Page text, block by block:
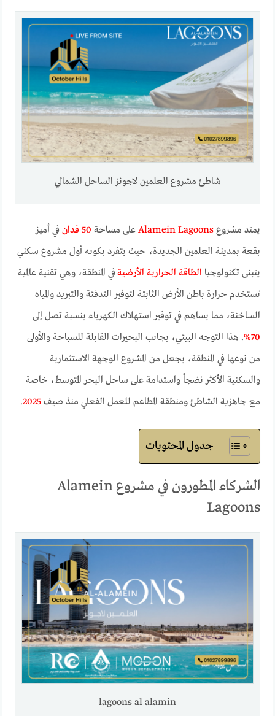
شاطئ مشروع العلمين لاجونز الساحل الشمالي
يمتد مشروعAlamein Lagoons على مساحة 50 فدان
في أميز
بقعة بمدينة العلمين الجديدة، حيث يتفرد بكونه أول مشروع سكني
يتبنى تكنولوجيا الطاقة الحرارية الأرضية في المنطقة، وهي تقنية عالمية
تستخدم حرارة باطن الأرض الثابتة لتوفير التدفئة والتبريد والمياه
الساخنة، مما يساهم في توفير استهلاك الكهرباء بنسبة تصل إلى
70%
. هذا التوجه البيئي، بجانب البحيرات القابلة للسباحة والأولى
من نوعها في المنطقة، يجعل من المشروع الوجهة الاستثمارية
والسكنية الأكثر نضجاً واستدامة على ساحل البحر المتوسط، خاصة
مع جاهزية الشاطئ ومنطقة المطاعم للعمل الفعلي منذ صيف2025
.
جدول المحتويات
الشركاء المطورون في مشروع Alamein
Lagoons
lagoons al alamin